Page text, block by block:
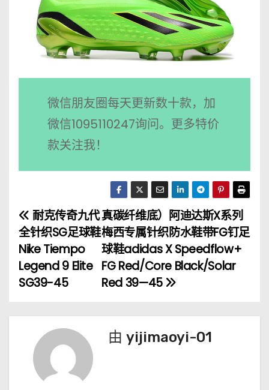
微信朋友圈每天更新数十款，加
微信1095110247询问。更多特价
款关注我！
文
章
导
真碳纤维底）阿迪达斯X系列
梅西专属针织防水鞋带FG钉足
球鞋adidas X Speedflow+
FG Red/Core Black/Solar
Red 39—45
耐克传奇九代
全针织SG足球鞋
Nike Tiempo
Legend 9 Elite
SG39-45
由 yijimaoyi-01